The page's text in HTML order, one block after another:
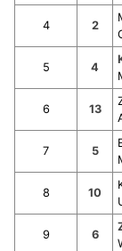
4 2
5 4
6 13
7 5
8 10
9 6